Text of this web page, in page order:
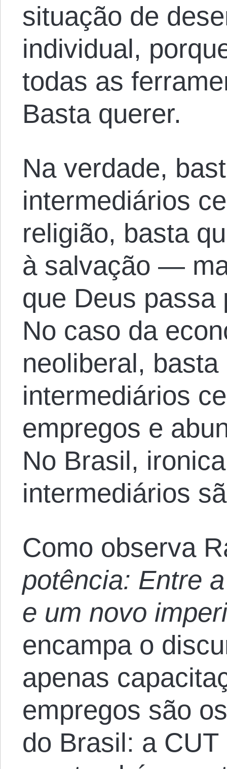
situação de
individual,
todas as
Basta querer.
Na verdade,
intermediários
religião, basta
à salvação —
que Deus passa
No caso da
neoliberal,
intermediários
empregos e
No Brasil,
intermediários
Como observa
potência: Entre
e um novo
encampa o
apenas
empregos são
do Brasil: a